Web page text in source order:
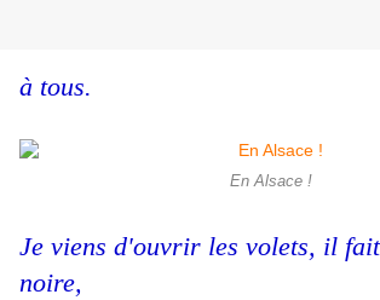
à tous.
En Alsace !
Je viens d'ouvrir les volets, il
noire,